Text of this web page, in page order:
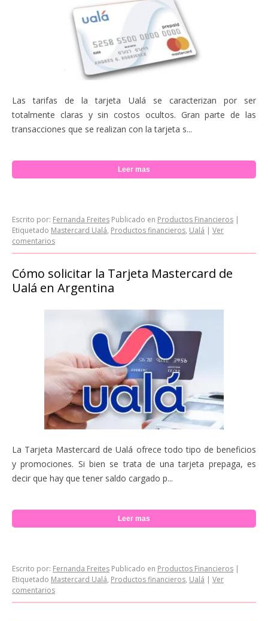
Las tarifas de la tarjeta Ualá se caracterizan por ser
totalmente claras y sin costos ocultos. Gran parte de las
transacciones que se realizan con la tarjeta s...
Leer mas
Escrito por: Fernanda Freites Publicado en Productos Financieros |
Etiquetado Mastercard Ualá, Productos financieros, Ualá | Ver
comentarios
Cómo solicitar la Tarjeta Mastercard de
Ualá en Argentina
La Tarjeta Mastercard de Ualá ofrece todo tipo de beneficios
y promociones. Si bien se trata de una tarjeta prepaga, es
decir que hay que tener saldo cargado p...
Leer mas
Escrito por: Fernanda Freites Publicado en Productos Financieros |
Etiquetado Mastercard Ualá, Productos financieros, Ualá | Ver
comentarios